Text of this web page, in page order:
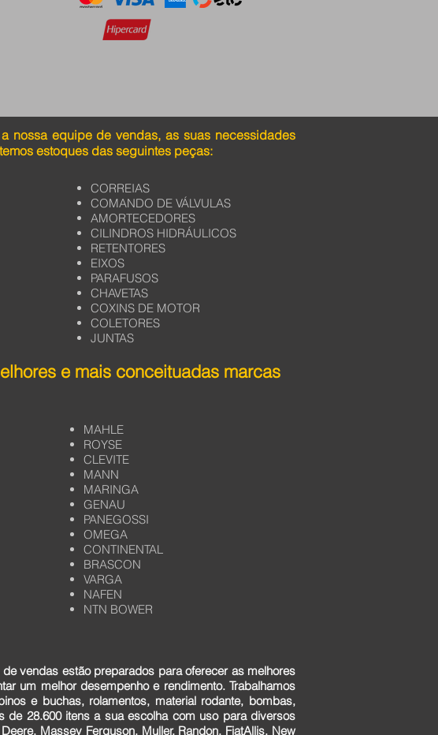
nossa equipe de vendas, as suas necessidades
estoques das seguintes peças:
CORREIAS
COMANDO DE VÁLVULAS
AMORTECEDORES
CILINDROS HIDRÁULICOS
RETENTORES
EIXOS
PARAFUSOS
CHAVETAS
COXINS DE MOTOR
COLETORES
JUNTAS
e mais conceituadas marcas
MAHLE
ROYSE
CLEVITE
MANN
MARINGA
GENAU
PANEGOSSI
OMEGA
CONTINENTAL
BRASCON
VARGA
NAFEN
NTN BOWER
vendas estão preparados para oferecer as melhores
um melhor desempenho e rendimento. Trabalhamos
e buchas, rolamentos, material rodante, bombas,
de 28.600 itens a sua escolha com uso para diversos
Massey Ferguson, Muller, Randon, FiatAllis, New